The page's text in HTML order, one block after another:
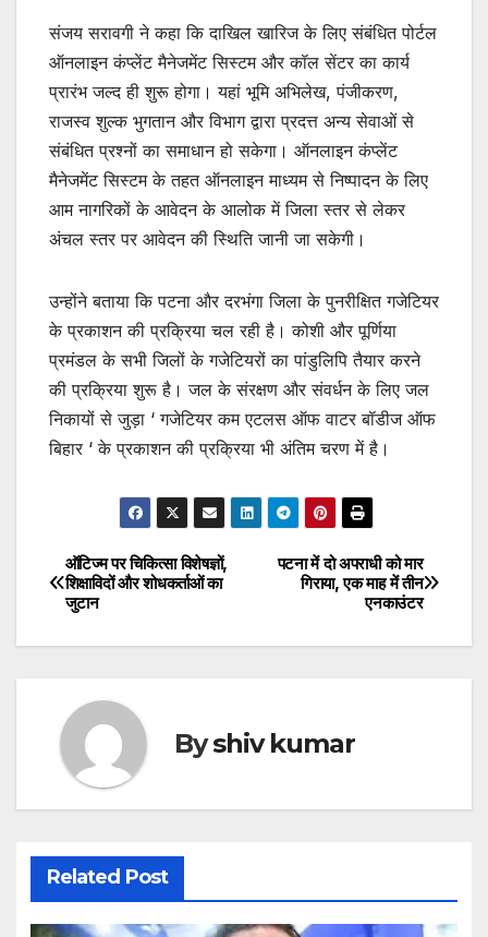
संजय सरावगी ने कहा कि दाखिल खारिज के लिए संबंधित पोर्टल
ऑनलाइन कंप्लेंट मैनेजमेंट सिस्टम और कॉल सेंटर का कार्य
प्रारंभ जल्द ही शुरू होगा। यहां भूमि अभिलेख, पंजीकरण,
राजस्व शुल्क भुगतान और विभाग द्वारा प्रदत्त अन्य सेवाओं से
संबंधित प्रश्नों का समाधान हो सकेगा। ऑनलाइन कंप्लेंट
मैनेजमेंट सिस्टम के तहत ऑनलाइन माध्यम से निष्पादन के लिए
आम नागरिकों के आवेदन के आलोक में जिला स्तर से लेकर
अंचल स्तर पर आवेदन की स्थिति जानी जा सकेगी।
उन्होंने बताया कि पटना और दरभंगा जिला के पुनरीक्षित गजेटियर
के प्रकाशन की प्रक्रिया चल रही है। कोशी और पूर्णिया
प्रमंडल के सभी जिलों के गजेटियरों का पांडुलिपि तैयार करने
की प्रक्रिया शुरू है। जल के संरक्षण और संवर्धन के लिए जल
निकायों से जुड़ा ‘ गजेटियर कम एटलस ऑफ वाटर बॉडीज ऑफ
बिहार ‘ के प्रकाशन की प्रक्रिया भी अंतिम चरण में है।
Post
navigation
पटना में दो अपराधी को मार
गिराया, एक माह में तीन
एनकाउंटर
ऑटिज्म पर चिकित्सा विशेषज्ञों,
शिक्षाविदों और शोधकर्ताओं का
जुटान
Byshiv kumar
Related Post